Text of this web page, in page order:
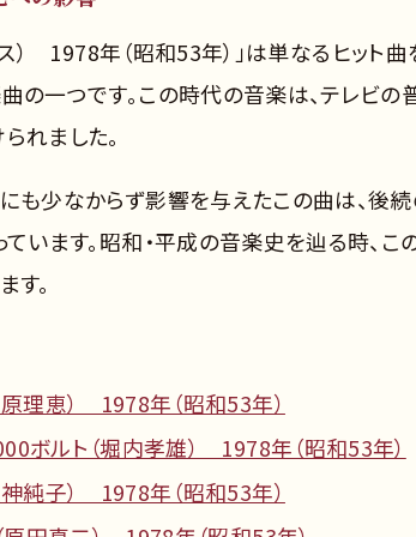
ス） 1978年（昭和53年）」は単なるヒッ
の一つです。この時代の音楽は、テレビの
れました。
も少なからず影響を与えたこの曲は、後続
ています。昭和・平成の音楽史を辿る時、
す。
理恵） 1978年（昭和53年）
ボルト（堀内孝雄） 1978年（昭和53年）
純子） 1978年（昭和53年）